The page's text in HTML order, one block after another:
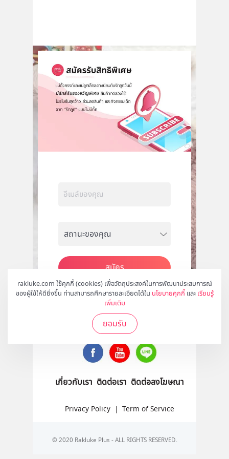
rakluke.com ใช้คุกกี้ (cookies) เพื่อวัตถุประสงค์ในการพัฒนาประสบการณ์
ของผู้ใช้ให้ดียิ่งขึ้น ท่านสามารถศึกษารายละเอียดได้ใน นโยบายคุกกี้ และ เรียนรู้
เพิ่มเติม
ยอมรับ
สมัคร
ติดตามเราได้ที่
เกี่ยวกับเรา ติดต่อเรา ติดต่อลงโฆษณา
Privacy Policy | Term of Service
© 2020 Rakluke Plus - ALL RIGHTS RESERVED.